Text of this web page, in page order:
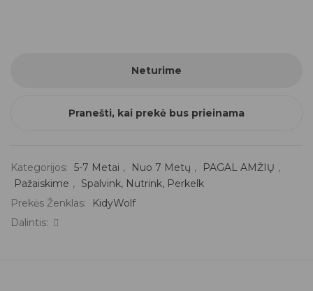
Neturime
Pranešti, kai prekė bus prieinama
Kategorijos: 5-7 Metai , Nuo 7 Metų , PAGAL AMŽIŲ ,
Pažaiskime , Spalvink, Nutrink, Perkelk
Prekės Ženklas:
KidyWolf
Dalintis: